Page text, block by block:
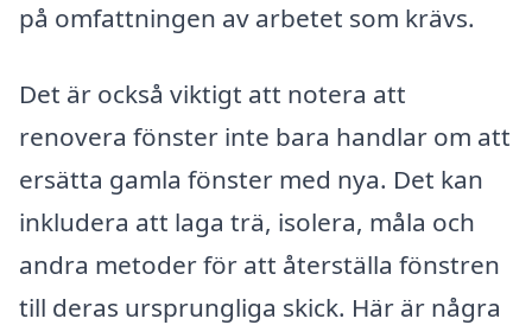
på omfattningen av arbetet som krävs.
Det är också viktigt att notera att
renovera fönster inte bara handlar om att
ersätta gamla fönster med nya. Det kan
inkludera att laga trä, isolera, måla och
andra metoder för att återställa fönstren
till deras ursprungliga skick. Här är några